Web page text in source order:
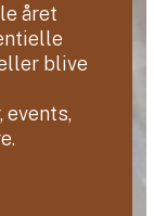
året
blive
events,